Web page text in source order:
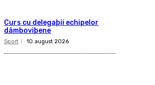
Curs cu delegaþii echipelor
dâmboviþene
Sport 10 august 2026